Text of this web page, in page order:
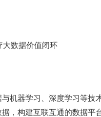
大数据价值闭环
与机器学习、深度学习等技
据，构建互联互通的数据平